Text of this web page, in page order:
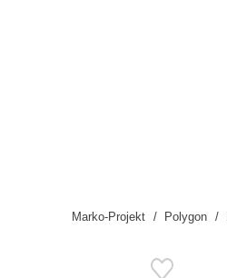
Marko-Projekt Polygon